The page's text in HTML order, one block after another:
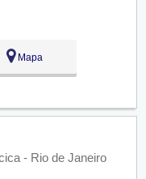
Mapa
- Rio de Janeiro